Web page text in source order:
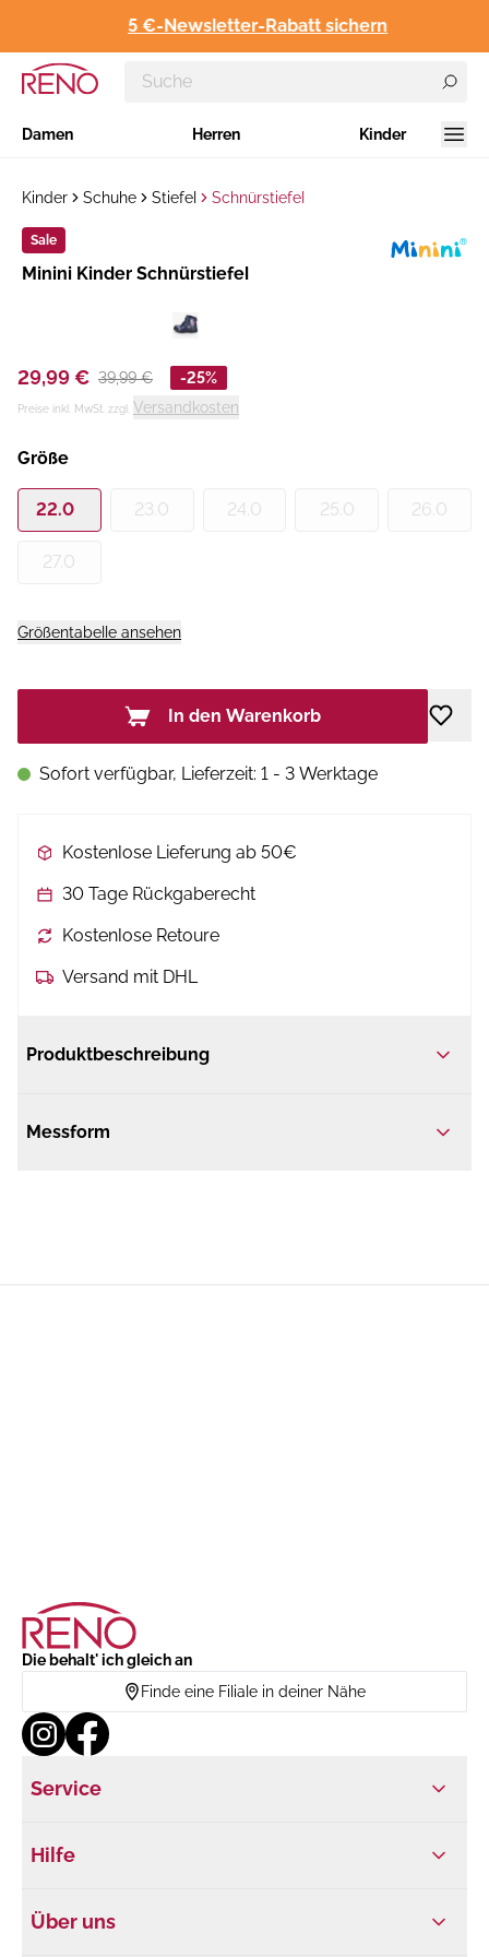
5 €-Newsletter-Rabatt sichern
Damen Herren Kinder
Kinder Schuhe Stiefel Schnürstiefel
Sale
Hersteller:
Minini Kinder Schnürstiefel
29,99 € 39,99 € -25%
Preise inkl. MwSt. zzgl. Versandkosten
Größe
22.0 23.0 24.0 25.0 26.0
27.0
Größentabelle ansehen
In den Warenkorb
Sofort verfügbar, Lieferzeit: 1 - 3 Werktage
Kostenlose Lieferung ab 50€
30 Tage Rückgaberecht
Kostenlose Retoure
Versand mit DHL
Produktbeschreibung
Messform
Die behalt' ich gleich an
Finde eine Filiale in deiner Nähe
Service
Hilfe
Über uns